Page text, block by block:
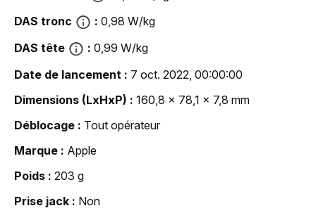
DAS tronc
0,98 W/kg
DAS tête
0,99 W/kg
Date de lancement
7 oct. 2022, 00:00:00
Dimensions (LxHxP)
160,8 x 78,1 x 7,8 mm
Déblocage
Tout opérateur
Marque
Apple
Poids
203 g
Prise jack
Non